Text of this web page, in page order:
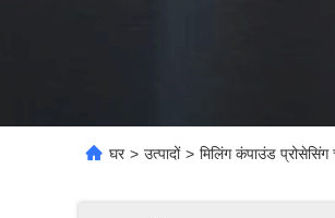
घर > उत्पादों > मिलिंग कंपाउंड